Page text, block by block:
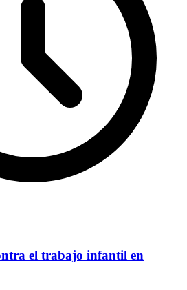
el trabajo infantil en